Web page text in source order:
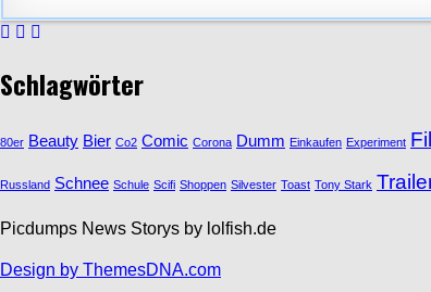
Schlagwörter
80er Beauty Bier Co2 Comic Corona Dumm Einkaufen Experiment
Russland Schnee Schule Scifi Shoppen Silvester Toast Tony Stark
Picdumps News Storys by lolfish.de
Design by ThemesDNA.com